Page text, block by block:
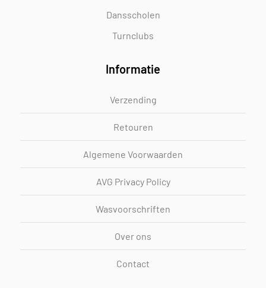
Dansscholen
Turnclubs
Informatie
Verzending
Retouren
Algemene Voorwaarden
AVG Privacy Policy
Wasvoorschriften
Over ons
Contact